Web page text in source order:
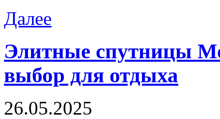
Далее
Элитные спутницы
выбор для отдыха
26.05.2025